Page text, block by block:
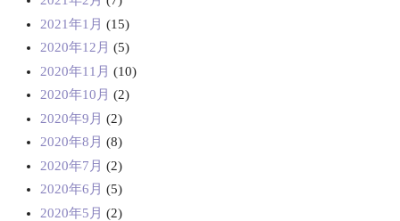
2021年1月 (15)
2020年12月 (5)
2020年11月 (10)
2020年10月 (2)
2020年9月 (2)
2020年8月 (8)
2020年7月 (2)
2020年6月 (5)
2020年5月 (2)